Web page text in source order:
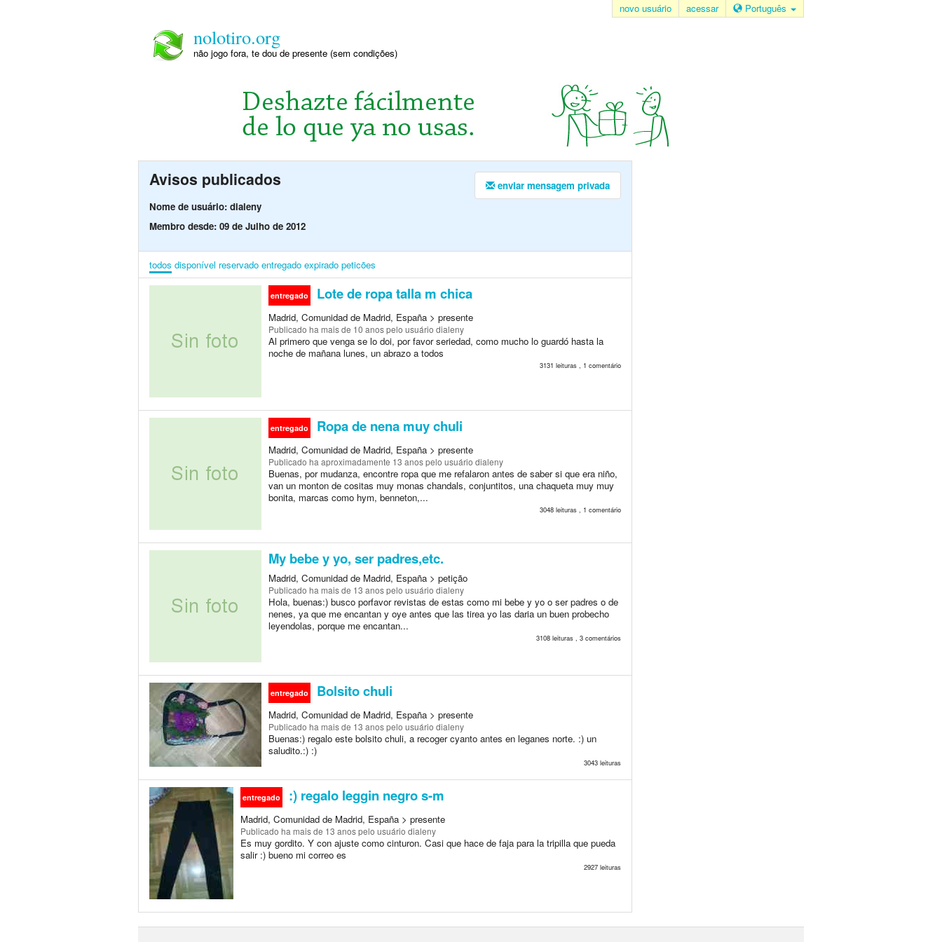
novo usuário acessar Português
nolotiro.org
não jogo fora, te dou de presente (sem condições)
enviar mensagem privada
Avisos publicados
Nome de usuário: dialeny
Membro desde: 09 de Julho de 2012
todos disponível reservado entregado expirado peticões
entregado Lote de ropa talla m chica
Madrid, Comunidad de Madrid, España > presente
Publicado ha mais de 10 anospelo usuário dialeny
Al primero que venga se lo doi, por favor seriedad, como mucho lo guardó hasta la
noche de mañana lunes, un abrazo a todos
3131 leituras , 1 comentário
entregado Ropa de nena muy chuli
Madrid, Comunidad de Madrid, España > presente
Publicado ha aproximadamente 13 anospelo usuário dialeny
Buenas, por mudanza, encontre ropa que me refalaron antes de saber si que era niño,
van un monton de cositas muy monas chandals, conjuntitos, una chaqueta muy muy
bonita, marcas como hym, benneton,...
3048 leituras , 1 comentário
My bebe y yo, ser padres,etc.
Madrid, Comunidad de Madrid, España > petição
Publicado ha mais de 13 anospelo usuário dialeny
Hola, buenas:) busco porfavor revistas de estas como mi bebe y yo o ser padres o de
nenes, ya que me encantan y oye antes que las tirea yo las daria un buen probecho
leyendolas, porque me encantan...
3108 leituras , 3 comentários
entregado Bolsito chuli
Madrid, Comunidad de Madrid, España > presente
Publicado ha mais de 13 anospelo usuário dialeny
Buenas:) regalo este bolsito chuli, a recoger cyanto antes en leganes norte. :) un
saludito.:) :)
3043 leituras
entregado :) regalo leggin negro s-m
Madrid, Comunidad de Madrid, España > presente
Publicado ha mais de 13 anospelo usuário dialeny
Es muy gordito. Y con ajuste como cinturon. Casi que hace de faja para la tripilla que pueda
salir :) bueno mi correo es
2927 leituras